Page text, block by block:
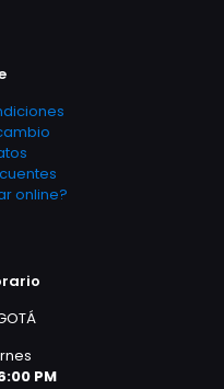
online?
PM